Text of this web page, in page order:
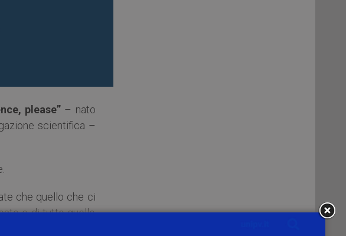
please” – nato
scientifica –
che quello che ci
e di tutto quello